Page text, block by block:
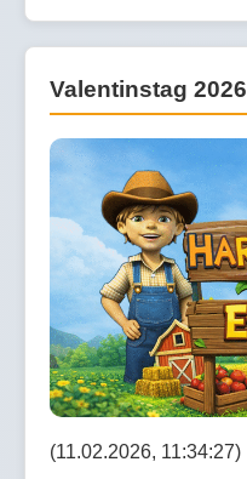
Valentinstag 2026
(11.02.2026, 11:34:27)